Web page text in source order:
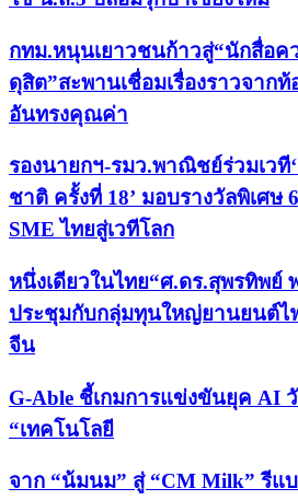
กทม.หนุนเยาวชนก้าวสู่“นักสื่อค
ดุสิต”สะพานเชื่อมเรื่องราวจาก
อันทรงคุณค่า
รองนายกฯ-รมว.พาณิชย์ร่วมเวที
ชาติ ครั้งที่ 18’ มอบรางวัลพิเศ
SME ไทยสู่เวทีโลก
หนึ่งเดียวในไทย“ศ.ดร.สุพรทิพย์
ประชุมกับกลุ่มทุนใหญ่ยานยนต์
จีน
G-Able ชี้เกมการแข่งขันยุค AI
“เทคโนโลยี
จาก “น้มนม” สู่ “CM Milk” รี